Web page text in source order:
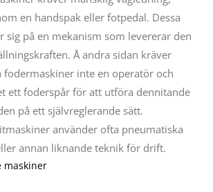
en handspak eller fotpedal. Dessa
sig på en mekanism som levererar den
Å andra sidan kräver
fodermaskiner inte en operatör och
ett foderspår för att utföra dennitande
på ett självreglerande sätt.
använder ofta pneumatiska
annan liknande teknik för drift.
maskiner